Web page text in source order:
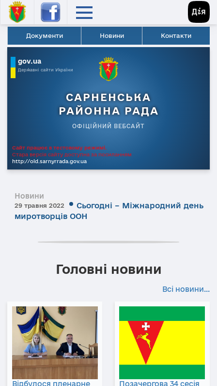
Документи Новини Контакти
gov.ua
Державні сайти України
САРНЕНСЬКА
РАЙОННА РАДА
ОФІЦІЙНИЙ ВЕБСАЙТ
Сайт працює в тестовому режимі.
Стара версія сайту доступна за посиланням
http://old.sarnyrrada.gov.ua
Новини
29 травня 2022
Сьогодні – Міжнародний день
миротворців ООН
Головні новини
Всі новини...
Відбулося пленарне
Позачергова 34 сесія